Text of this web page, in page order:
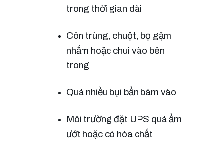
trong thời gian dài
Côn trùng, chuột, bọ gậm
nhắm hoặc chui vào bên
trong
Quá nhiều bụi bẩn bám vào
Môi trường đặt UPS quá ẩm
ướt hoặc có hóa chất